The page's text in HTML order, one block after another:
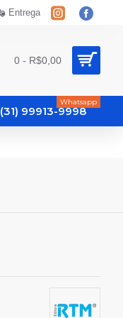
Entrega
0 - R$0,00
(31) 99913-9998
Whatsapp